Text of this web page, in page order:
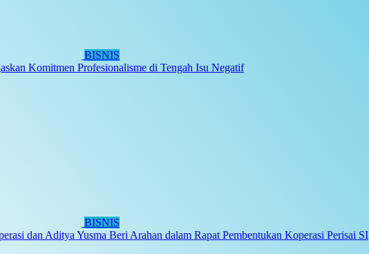
BISNIS
Komitmen Profesionalisme di Tengah Isu Negatif
BISNIS
dan Aditya Yusma Beri Arahan dalam Rapat Pembentukan Koperasi Perisai SI